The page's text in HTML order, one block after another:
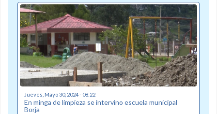
Jueves, Mayo 30, 2024 - 08:22
En minga de limpieza se intervino escuela municipal
Borja